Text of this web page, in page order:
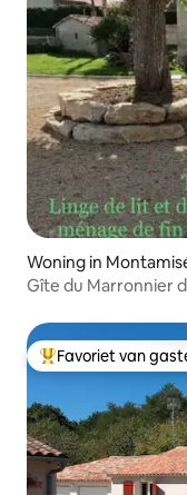
Woning in
Gîte du Marronnier
Topfavoriet van
Favoriet van